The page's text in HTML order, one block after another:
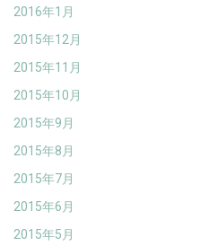
2016年1月
2015年12月
2015年11月
2015年10月
2015年9月
2015年8月
2015年7月
2015年6月
2015年5月